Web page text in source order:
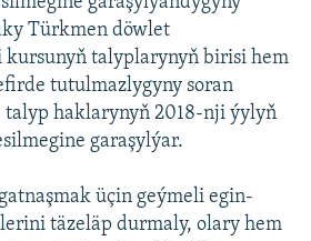
Türkmen döwlet
talyplarynyň birisi hem
tutulmazlygyny soran
talyp haklarynyň 2018-nji ýylyň
garaşylýar.
üçin geýmeli egin-
täzeläp durmaly, olary hem